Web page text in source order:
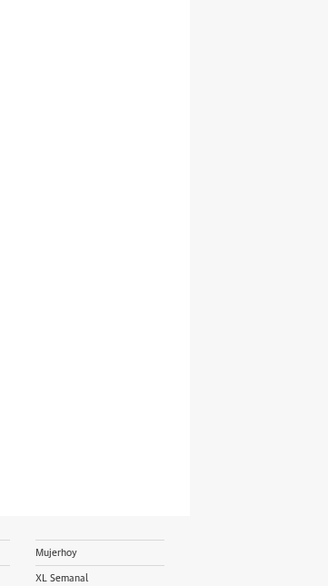
Mujerhoy
XL Semanal